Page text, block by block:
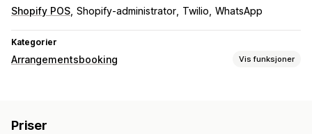
Shopify POS Shopify-administrator Twilio WhatsApp
Kategorier
Arrangementsbooking Vis funksjoner
Tilpassede hendelser
Priser